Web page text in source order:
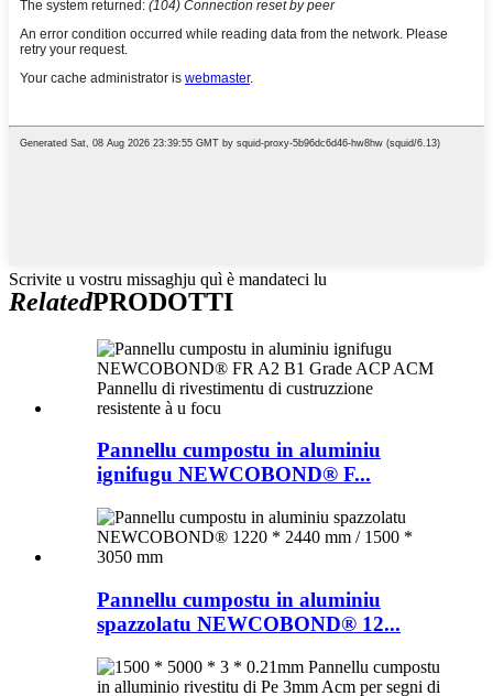
Scrivite u vostru missaghju quì è mandateci lu
RelatedPRODOTTI
Pannellu cumpostu in aluminiu
ignifugu NEWCOBOND® F...
Pannellu cumpostu in aluminiu
spazzolatu NEWCOBOND® 12...